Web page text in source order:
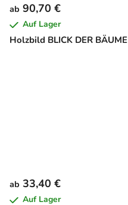
Holzbild BLICK DER BÄUME
ab 90,70 €
Auf Lager
ab 33,40 €
Auf Lager